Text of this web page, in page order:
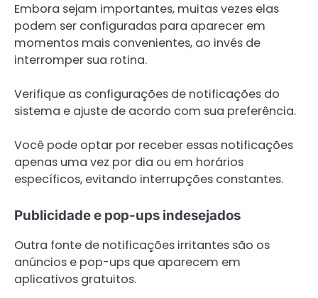
Embora sejam importantes, muitas vezes elas
podem ser configuradas para aparecer em
momentos mais convenientes, ao invés de
interromper sua rotina.
Verifique as configurações de notificações do
sistema e ajuste de acordo com sua preferência.
Você pode optar por receber essas notificações
apenas uma vez por dia ou em horários
específicos, evitando interrupções constantes.
Publicidade e pop-ups indesejados
Outra fonte de notificações irritantes são os
anúncios e pop-ups que aparecem em
aplicativos gratuitos.